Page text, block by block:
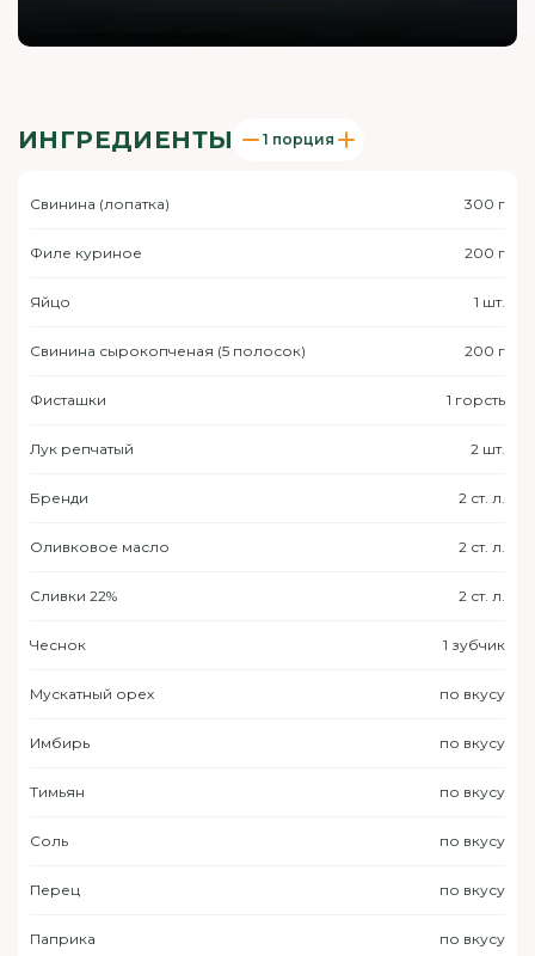
ИНГРЕДИЕНТЫ 1 порция
Свинина (лопатка) 300 г
Филе куриное 200 г
Яйцо 1 шт.
Свинина сырокопченая (5 полосок) 200 г
Фисташки 1 горсть
Лук репчатый 2 шт.
Бренди 2 ст. л.
Оливковое масло 2 ст. л.
Сливки 22% 2 ст. л.
Чеснок 1 зубчик
Мускатный орех по вкусу
Имбирь по вкусу
Тимьян по вкусу
Соль по вкусу
Перец по вкусу
Паприка по вкусу